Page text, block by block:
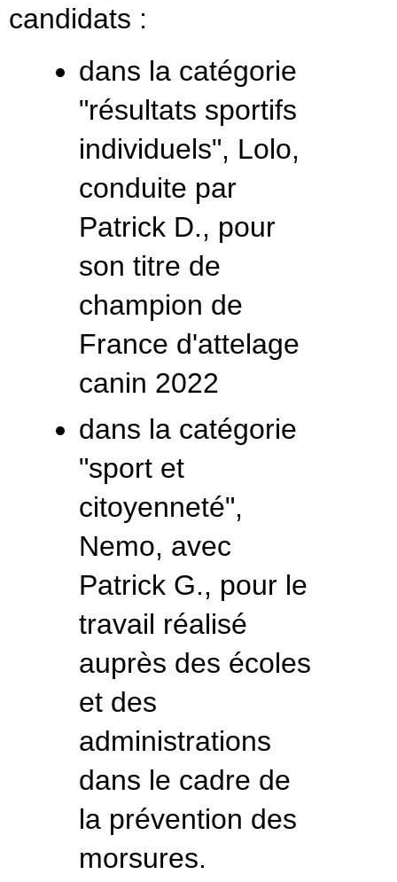
candidats :
dans la catégorie
"résultats sportifs
individuels", Lolo,
conduite par
Patrick D., pour
son titre de
champion de
France d'attelage
canin 2022
dans la catégorie
"sport et
citoyenneté",
Nemo, avec
Patrick G., pour le
travail réalisé
auprès des écoles
et des
administrations
dans le cadre de
la prévention des
morsures.